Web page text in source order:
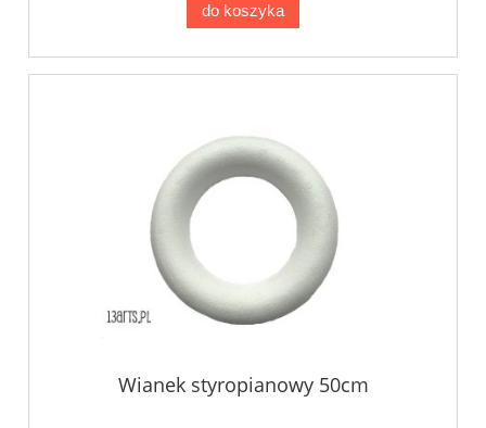
do koszyka
Wianek styropianowy 50cm